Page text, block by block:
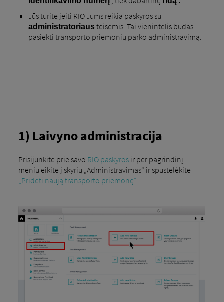
Jūs turite įeiti RIO Jums reikia paskyros su
administratoriausteisėmis. Tai vienintelis būdas
pasiekti transporto priemonių parko administravimą.
1) Laivyno administracija
Prisijunkite prie savo RIO paskyrosir per pagrindinį
meniu eikite į skyrių „Administravimas“ ir spustelėkite
„Pridėti naują transporto priemonę“ .